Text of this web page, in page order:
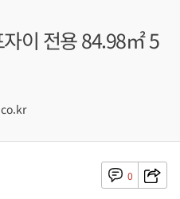
이 전용 84.98㎡ 5
0